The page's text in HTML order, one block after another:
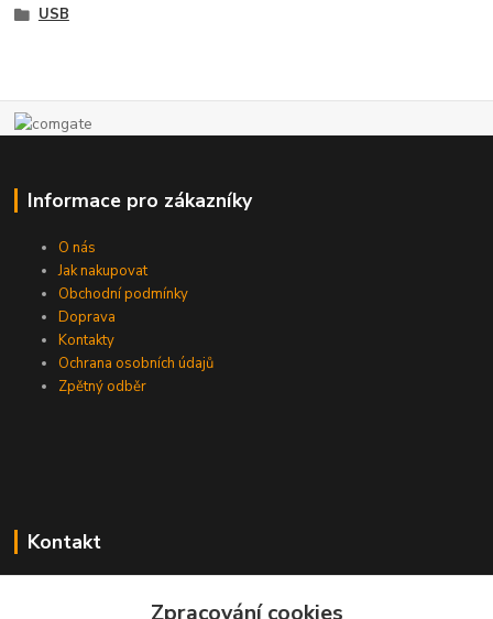
USB
Informace pro zákazníky
O nás
Jak nakupovat
Obchodní podmínky
Doprava
Kontakty
Ochrana osobních údajů
Zpětný odběr
Kontakt
Zpracování cookies